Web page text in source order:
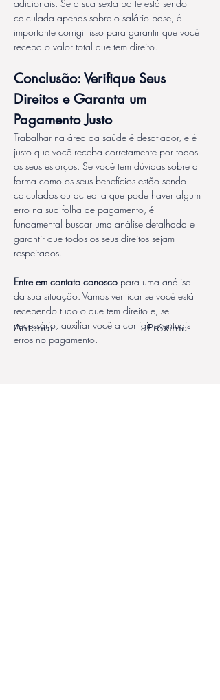
Anterior Próxima
adicionais. Se a sua sexta parte está sendo
calculada apenas sobre o salário base, é
importante corrigir isso para garantir que você
receba o valor total que tem direito.
Conclusão: Verifique Seus
Direitos e Garanta um
Pagamento Justo
Trabalhar na área da saúde é desafiador, e é
justo que você receba corretamente por todos
os seus esforços. Se você tem dúvidas sobre a
forma como os seus benefícios estão sendo
calculados ou acredita que pode haver algum
erro na sua folha de pagamento, é
fundamental buscar uma análise detalhada e
garantir que todos os seus direitos sejam
respeitados.
Entre em contato conosco para uma análise
da sua situação. Vamos verificar se você está
recebendo tudo o que tem direito e, se
necessário, auxiliar você a corrigir eventuais
erros no pagamento.